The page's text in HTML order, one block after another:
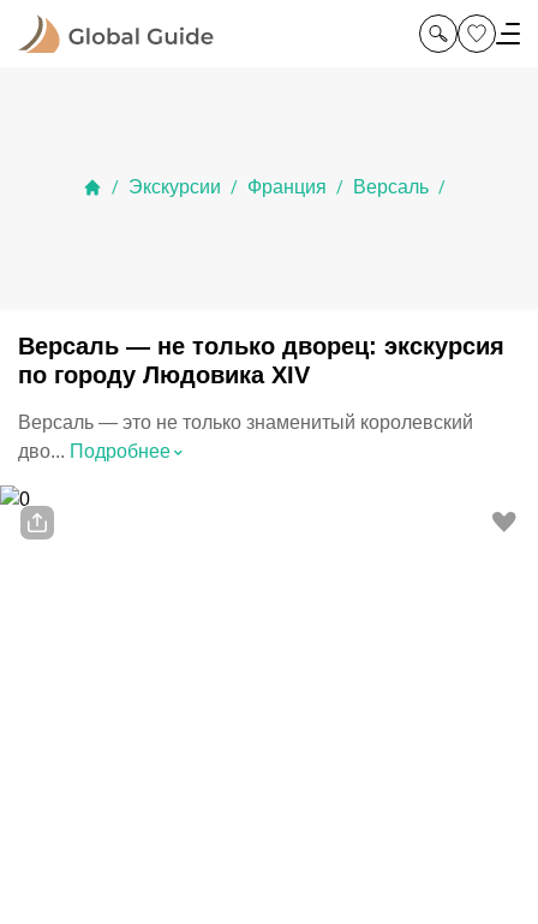
/ Экскурсии / Франция / Версаль /
Версаль — не только дворец: экскурсия
по городу Людовика XIV
Версаль — это не только знаменитый королевский
дво... Подробнее⌃